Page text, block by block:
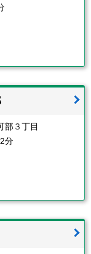
部３丁目
分